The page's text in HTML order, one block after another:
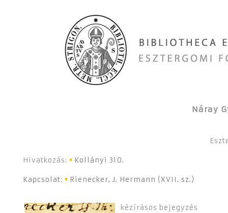
Náray
Hivatkozás: Kollányi 310.
Kapcsolat: Rienecker, J. Hermann (XVII. sz.)
kézírásos bejegyzés